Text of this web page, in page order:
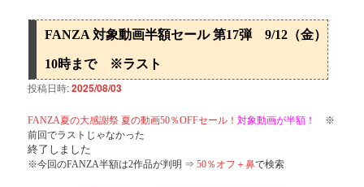
ビ
ョ
FANZA 対象動画半額セール 第17弾 9/12（金）
10時まで ※ラスト
投稿日時:2025/08/03
FANZA夏の大感謝祭 夏の動画50％OFFセール！対象動画が半額！
※
前回でラストじゃなかった
終了しました
※今回のFANZA半額は2作品が判明 ⇒50％オフ＋鼻で検索